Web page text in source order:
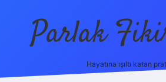
Parlak
Hayatına ışıltı katan